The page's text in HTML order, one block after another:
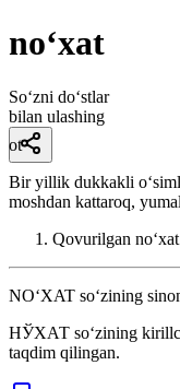
no‘xat
So‘zni do‘stlar
bilan ulashing
ot
Bir yillik dukkakli
moshdan kattaroq,
Qovurilgan
NO‘XAT so‘zining
НЎХАТ so‘zining
taqdim qilingan.